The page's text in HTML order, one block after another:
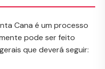
Cana é um processo
pode ser feito
que deverá seguir: